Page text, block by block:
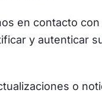
en contacto
y autenticar
o